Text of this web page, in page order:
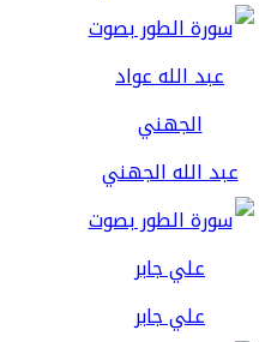
عبد الله الجهني
علي جابر